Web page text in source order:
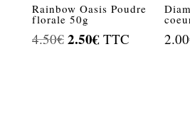
Rainbow Oasis Poudre
florale 50g
4.50€ Le
2.50€Le
TTC 2.00